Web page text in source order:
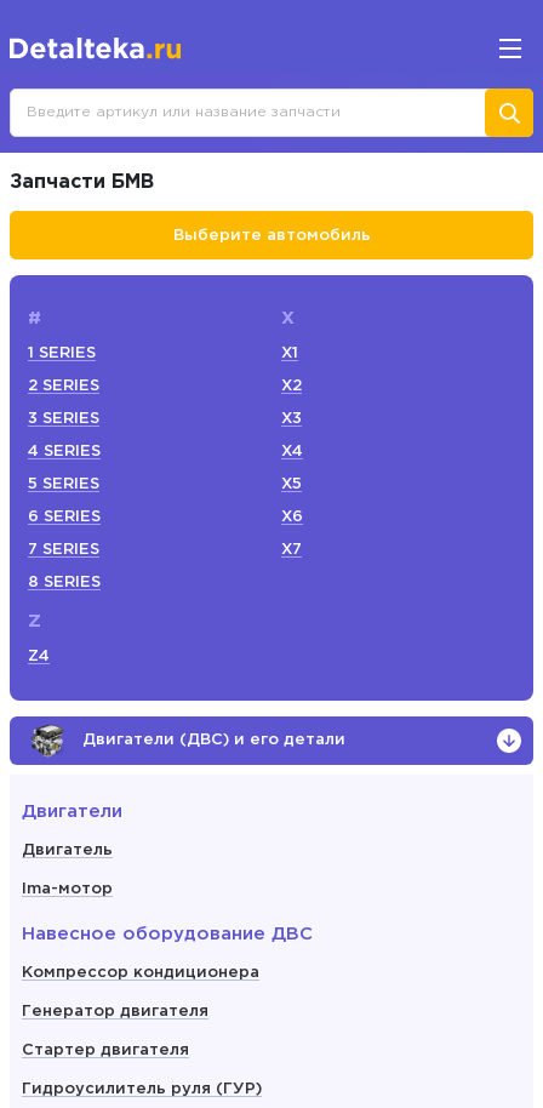
Запчасти БМВ
Выберите автомобиль
#
1 SERIES
2 SERIES
3 SERIES
4 SERIES
5 SERIES
6 SERIES
7 SERIES
8 SERIES
X
X1
X2
X3
X4
X5
X6
X7
Z
Z4
Двигатели (ДВС) и его детали
Двигатели
Двигатель
Ima-мотор
Навесное оборудование ДВС
Компрессор кондиционера
Генератор двигателя
Стартер двигателя
Гидроусилитель руля (ГУР)